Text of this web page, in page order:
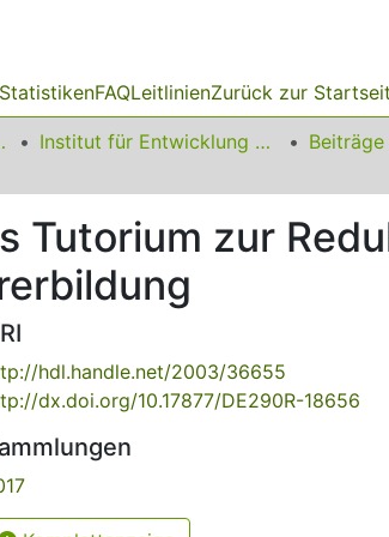
StatistikenFAQLeitlinienZurück zur
Institut für Entwicklung und Erforschung des Mathematikunterrichts
Tutorium zur
hdl.handle.net/2003/36655
dx.doi.org/10.17877/DE290R-18656